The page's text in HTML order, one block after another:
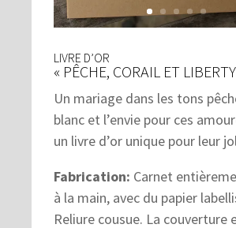
LIVRE D’OR
« PÊCHE, CORAIL ET
Un mariage dans les tons
blanc et l’envie pour ces
un livre d’or unique pour leur
Fabrication: Carnet
à la main, avec du papier
Reliure cousue. La couverture